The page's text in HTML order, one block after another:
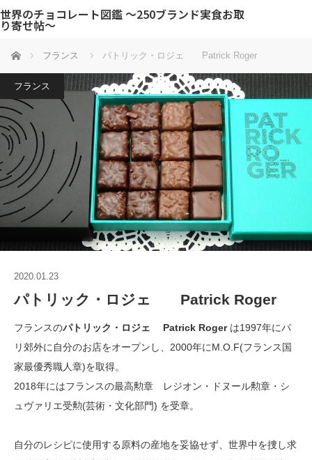
世界のチョコレート図鑑 〜250ブランド実食お取
り寄せ帖〜
ホーム フランス パトリック・ロジェ Patrick Roger
フランス
2020.01.23
パトリック・ロジェ Patrick Roger
フランスのパトリック・ロジェ Patrick Roger は1997年にパ
リ郊外に自分のお店をオープンし、2000年にM.O.F(フランス国
家最優秀職人章)を取得。
2018年にはフランスの最高勲章 レジオン・ドヌール勲章・シ
ュヴァリエ受勲(芸術・文化部門) を受章。
自分のレシピに使用する原料の産地を妥協せず、世界中を捜し求